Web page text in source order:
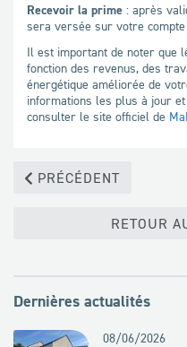
Recevoir la prime : après
sera versée sur votre compte
Il est important de noter que
fonction des revenus, des
énergétique améliorée de
informations les plus à jour
consulter le site officiel de
PRÉCÉDENT
RETOUR
Dernières actualités
08/06/2026